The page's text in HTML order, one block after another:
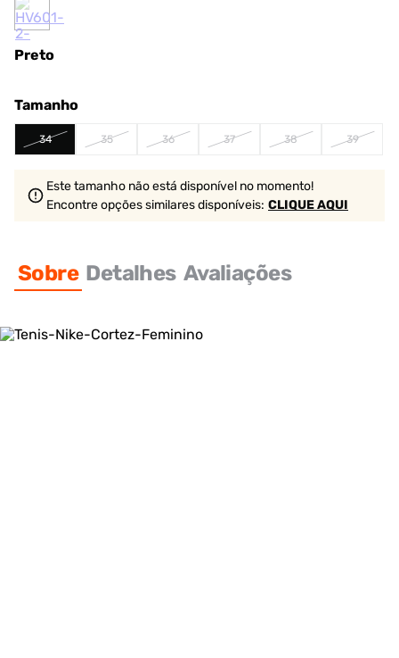
Preto
Tamanho
34 35 36 37 38 39
Este tamanho não está disponível no momento!
Encontre opções similaresdisponíveis: CLIQUE AQUI
Sobre Detalhes Avaliações